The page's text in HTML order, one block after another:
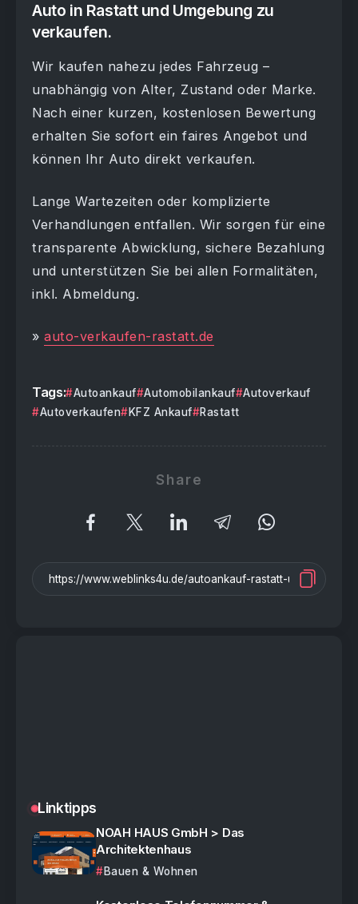
Auto in Rastatt und Umgebung zu
verkaufen.
Wir kaufen nahezu jedes Fahrzeug –
unabhängig von Alter, Zustand oder Marke.
Nach einer kurzen, kostenlosen Bewertung
erhalten Sie sofort ein faires Angebot und
können Ihr Auto direkt verkaufen.
Lange Wartezeiten oder komplizierte
Verhandlungen entfallen. Wir sorgen für eine
transparente Abwicklung, sichere Bezahlung
und unterstützen Sie bei allen Formalitäten,
inkl. Abmeldung.
» auto-verkaufen-rastatt.de
Tags: Autoankauf Automobilankauf
Autoverkauf
Autoverkaufen
KFZ Ankauf Rastatt
Share
Linktipps
NOAH HAUS GmbH > Das
Architektenhaus
Bauen & Wohnen